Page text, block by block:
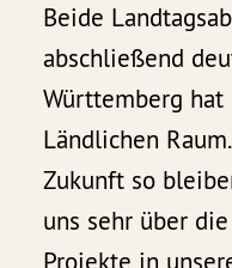
Beide
abschließend
Württemberg hat
Ländlichen
Zukunft so
uns sehr über